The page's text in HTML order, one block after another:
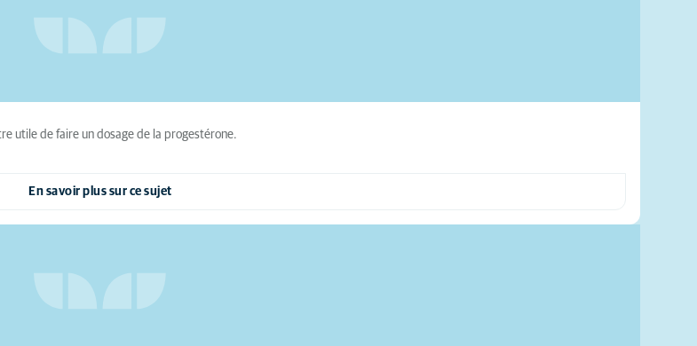
utile de faire un dosage de la progestérone.
En savoir plus sur ce sujet